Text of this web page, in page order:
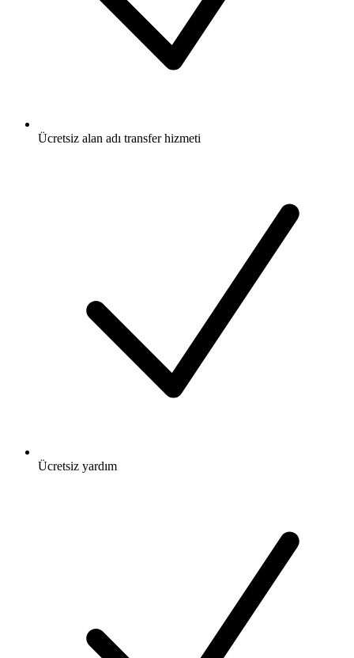
Ücretsiz alan adı transfer hizmeti
Ücretsiz yardım